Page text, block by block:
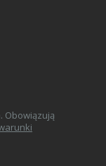
Obowiązują